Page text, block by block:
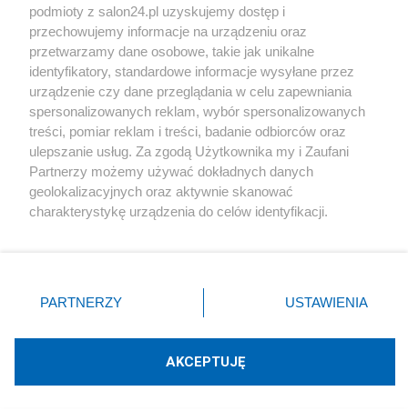
Społeczeństwo
Kultura
X Facebook Instagram Youtube
Technologię dostarcza:W3media.pl
podmioty z salon24.pl uzyskujemy dostęp i
przechowujemy informacje na urządzeniu oraz
przetwarzamy dane osobowe, takie jak unikalne
identyfikatory, standardowe informacje wysyłane przez
urządzenie czy dane przeglądania w celu zapewniania
spersonalizowanych reklam, wybór spersonalizowanych
treści, pomiar reklam i treści, badanie odbiorców oraz
ulepszanie usług. Za zgodą Użytkownika my i Zaufani
Partnerzy możemy używać dokładnych danych
geolokalizacyjnych oraz aktywnie skanować
charakterystykę urządzenia do celów identyfikacji.
zmienić/wycofać klikając przycisk ustawień prywatności
znajdujący się w lewym dolnym rogu strony
rodzaje przetwarzania danych nie wymagają zgody
użytkownika, ale masz prawo sprzeciwić się takiemu
PARTNERZY USTAWIENIA
AKCEPTUJĘ